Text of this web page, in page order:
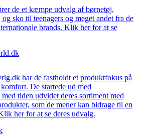
de et kæmpe udvalg af børnetøj,
sko til teenagers og meget andet fra de
brands. Klik her for at se
har de fastholdt et produktfokus på
De startede ud med
tiden udvidet deres sortiment med
som de mener kan bidrage til en
her for at se deres udvalg.